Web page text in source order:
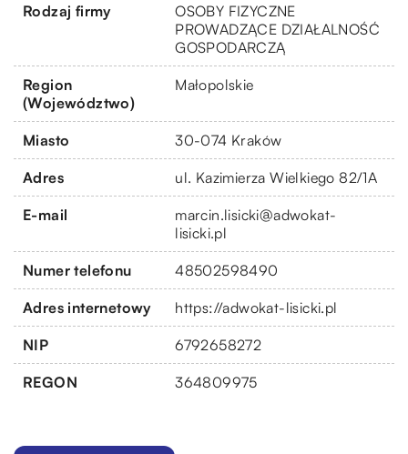
Rodzaj firmy
OSOBY FIZYCZNE
PROWADZĄCE DZIAŁALNOŚĆ
GOSPODARCZĄ
Region
(Województwo)
Małopolskie
Miasto 30-074 Kraków
Adres ul. Kazimierza Wielkiego 82/1A
E-mail
marcin.lisicki@adwokat-
lisicki.pl
Numer telefonu 48502598490
Adres internetowy https://adwokat-lisicki.pl
NIP 6792658272
REGON 364809975